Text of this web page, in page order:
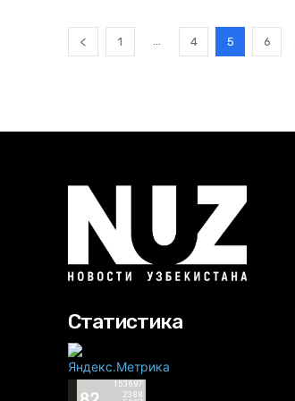
1 ... 4 5 6
Статистика